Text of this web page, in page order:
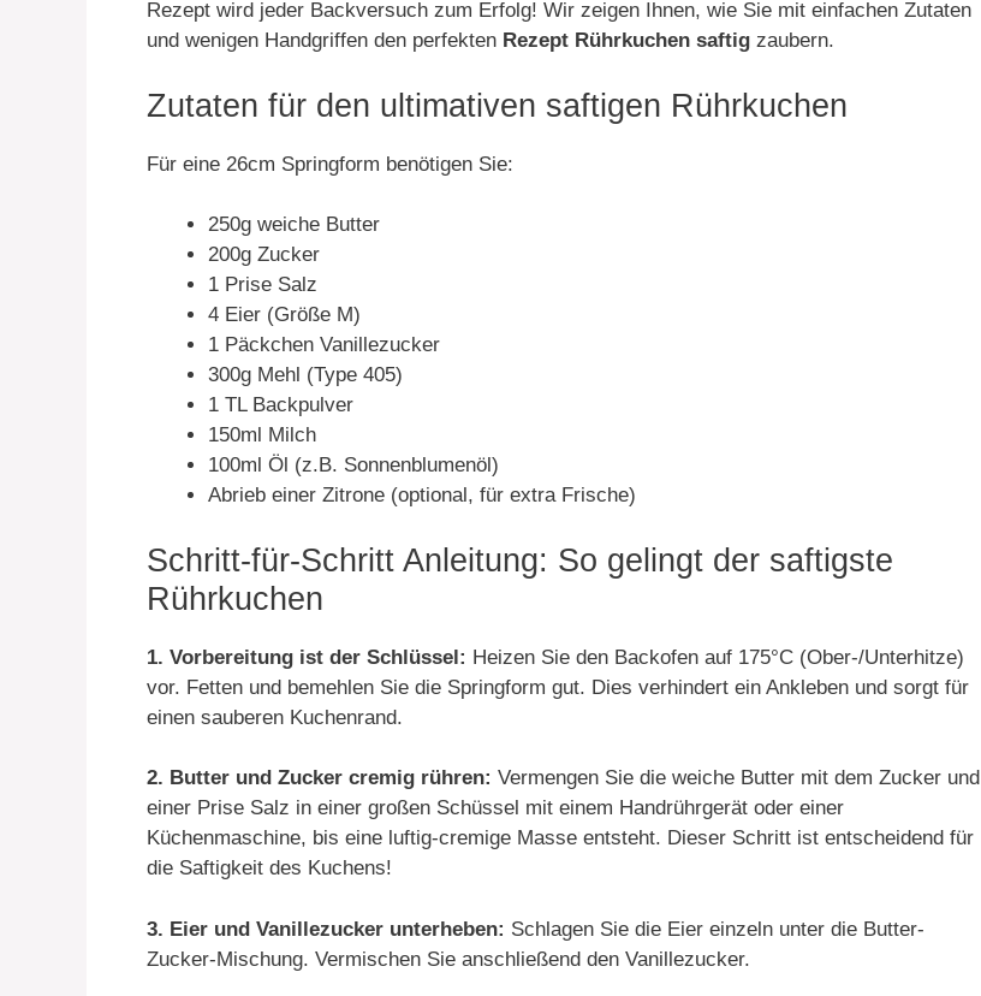
Rezept wird jeder Backversuch zum Erfolg! Wir zeigen Ihnen, wie Sie mit einfachen Zutaten
und wenigen Handgriffen den perfekten Rezept Rührkuchen saftig zaubern.
Zutaten für den ultimativen saftigen Rührkuchen
Für eine 26cm Springform benötigen Sie:
250g weiche Butter
200g Zucker
1 Prise Salz
4 Eier (Größe M)
1 Päckchen Vanillezucker
300g Mehl (Type 405)
1 TL Backpulver
150ml Milch
100ml Öl (z.B. Sonnenblumenöl)
Abrieb einer Zitrone (optional, für extra Frische)
Schritt-für-Schritt Anleitung: So gelingt der saftigste
Rührkuchen
1. Vorbereitung ist der Schlüssel: Heizen Sie den Backofen auf 175°C (Ober-/Unterhitze)
vor. Fetten und bemehlen Sie die Springform gut. Dies verhindert ein Ankleben und sorgt für
einen sauberen Kuchenrand.
2. Butter und Zucker cremig rühren: Vermengen Sie die weiche Butter mit dem Zucker und
einer Prise Salz in einer großen Schüssel mit einem Handrührgerät oder einer
Küchenmaschine, bis eine luftig-cremige Masse entsteht. Dieser Schritt ist entscheidend für
die Saftigkeit des Kuchens!
3. Eier und Vanillezucker unterheben: Schlagen Sie die Eier einzeln unter die Butter-
Zucker-Mischung. Vermischen Sie anschließend den Vanillezucker.